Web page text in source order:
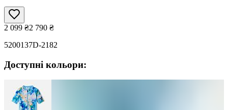
2 099 ₴2 790 ₴
5200137D-2182
Доступні кольори: